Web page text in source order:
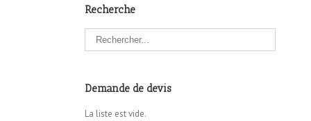
Recherche
Demande de devis
La liste est vide.